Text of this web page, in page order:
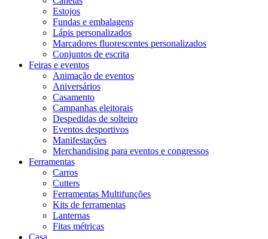
Estojos
Fundas e embalagens
Lápis personalizados
Marcadores fluorescentes personalizados
Conjuntos de escrita
Feiras e eventos
Animação de eventos
Aniversários
Casamento
Campanhas eleitorais
Despedidas de solteiro
Eventos desportivos
Manifestações
Merchandising para eventos e congressos
Ferramentas
Carros
Cutters
Ferramentas Multifunções
Kits de ferramentas
Lanternas
Fitas métricas
Casa